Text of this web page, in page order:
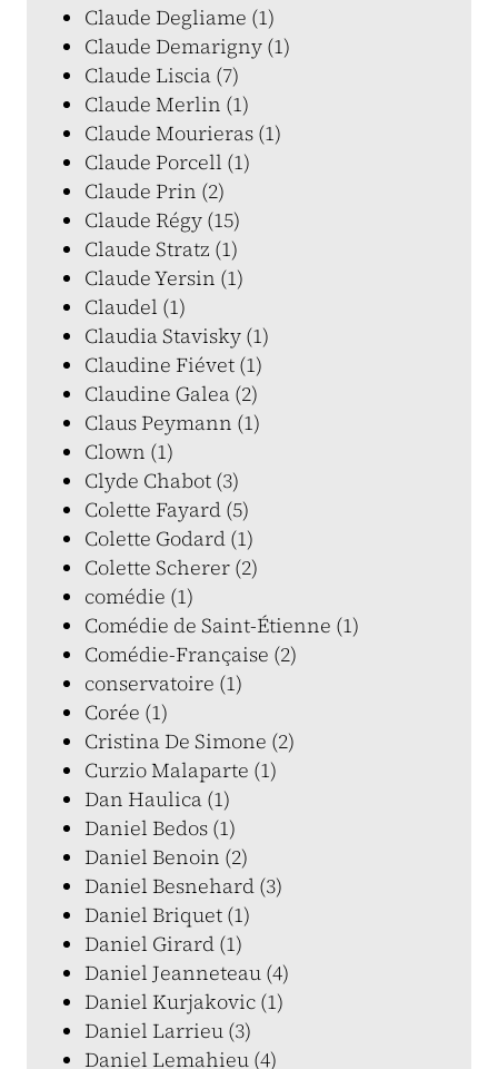
Claude Degliame (1)
Claude Demarigny (1)
Claude Liscia (7)
Claude Merlin (1)
Claude Mourieras (1)
Claude Porcell (1)
Claude Prin (2)
Claude Régy (15)
Claude Stratz (1)
Claude Yersin (1)
Claudel (1)
Claudia Stavisky (1)
Claudine Fiévet (1)
Claudine Galea (2)
Claus Peymann (1)
Clown (1)
Clyde Chabot (3)
Colette Fayard (5)
Colette Godard (1)
Colette Scherer (2)
comédie (1)
Comédie de Saint-Étienne (1)
Comédie-Française (2)
conservatoire (1)
Corée (1)
Cristina De Simone (2)
Curzio Malaparte (1)
Dan Haulica (1)
Daniel Bedos (1)
Daniel Benoin (2)
Daniel Besnehard (3)
Daniel Briquet (1)
Daniel Girard (1)
Daniel Jeanneteau (4)
Daniel Kurjakovic (1)
Daniel Larrieu (3)
Daniel Lemahieu (4)